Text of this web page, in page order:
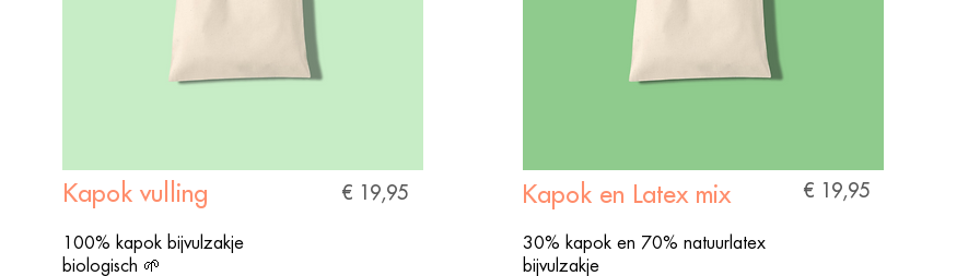
Kapok vulling
100% kapok bijvulzakje
biologisch 🌱
€ 19,95 Kapok en Latex mix
30% kapok en 70% natuurlatex
bijvulzakje
€ 19,95